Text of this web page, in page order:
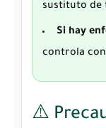
sustituto de
Si hay
controla
⚠️